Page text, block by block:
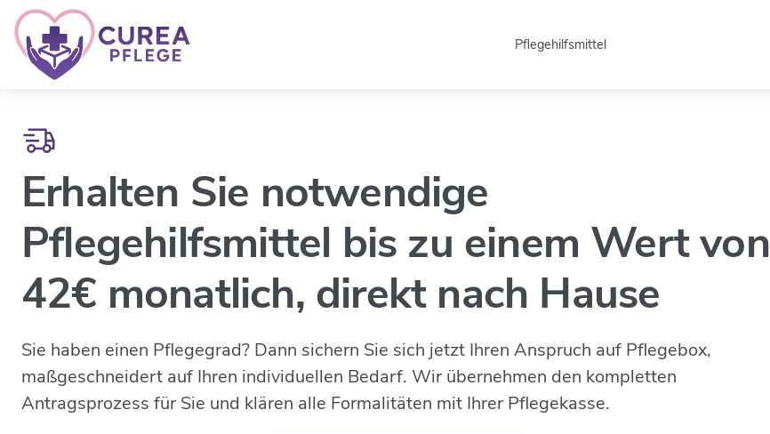
Pflegehilfsmittel
Erhalten Sie notwendige
Pflegehilfsmittel bis zu einem Wert von
42€ monatlich, direkt nach Hause
Sie haben einen Pflegegrad? Dann sichern Sie sich jetzt Ihren Anspruch auf Pflegebox,
maßgeschneidert auf Ihren individuellen Bedarf. Wir übernehmen den kompletten
Antragsprozess für Sie und klären alle Formalitäten mit Ihrer Pflegekasse.